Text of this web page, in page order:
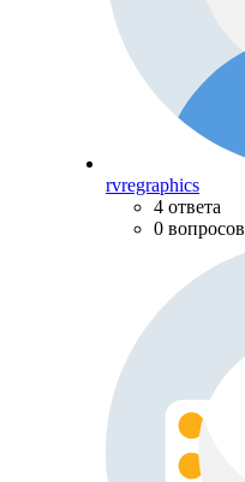
rvregraphics
4 ответа
0 вопросов